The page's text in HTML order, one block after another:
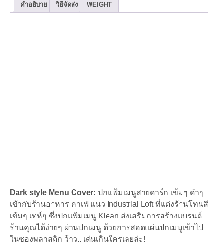
super
คำอธิบาย วิธีจัดส่ง WEIGHT
Dark style Menu Cover: ปกแฟ้มเมนูสายดาร์ก เข้มๆ ดำๆ
เข้ากับร้านอาหาร คาเฟ่ แนว Industrial Loft ที่แต่งร้านโทนสี
เข้มๆ เท่ห์ๆ ซึ่งปกแฟ้มเมนู Klean ส่งเสริมการสร้างแบรนด์
ร้านคุณได้ง่ายๆ ผ่านปกเมนู ด้วยการสอดแผ่นปกเมนูเข้าไป
ในซองพลาสติก ว้าว.. เด่นเกินใครเลยล่ะ!